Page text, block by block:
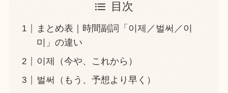
目次
まとめ表｜時間副詞「이제／벌써／이
미」の違い
이제（今や、これから）
벌써（もう、予想より早く）